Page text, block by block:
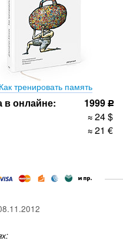
Как тренировать память
в онлайне: 1999 руб.
≈ 24$
≈ 21 €